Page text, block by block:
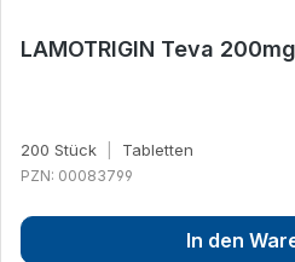
LAMOTRIGIN Teva
200 Stück Tabletten
PZN: 00083799
In den